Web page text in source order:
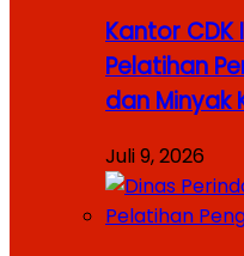
Kantor CDK
Pelatihan
dan Minyak
Juli 9, 2026